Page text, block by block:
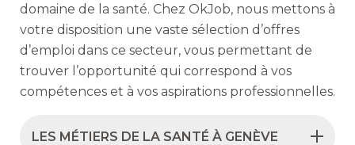
domaine de la santé. Chez OkJob, nous mettons à
votre disposition une vaste sélection d’offres
d’emploi dans ce secteur, vous permettant de
trouver l’opportunité qui correspond à vos
compétences et à vos aspirations professionnelles.
LES MÉTIERS DE LA SANTÉ À GENÈVE